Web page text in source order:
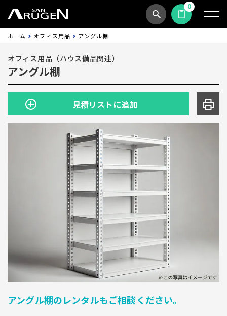
商品検索見積依頼する
0
ホーム オフィス用品 アングル棚
オフィス用品（ハウス備品関連）
アングル棚
見積リストに追加
アングル棚のレンタルもご相談ください。